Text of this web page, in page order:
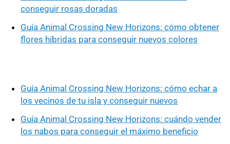
conseguir rosas doradas
Guía Animal Crossing New Horizons: cómo obtener
flores híbridas para conseguir nuevos colores
Guía Animal Crossing New Horizons: cómo echar a
los vecinos de tu isla y conseguir nuevos
Guía Animal Crossing New Horizons: cuándo vender
los nabos para conseguir el máximo beneficio